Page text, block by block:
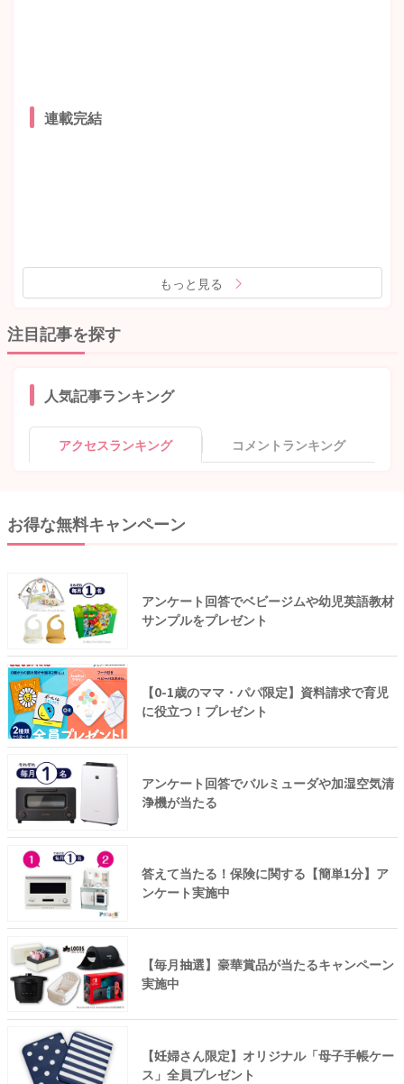
連載完結
もっと見る
注目記事を探す
人気記事ランキング
アクセスランキング コメントランキング
お得な無料キャンペーン
アンケート回答でベビージムや幼児英語教材
サンプルをプレゼント
【0-1歳のママ・パパ限定】資料請求で育児
に役立つ！プレゼント
アンケート回答でバルミューダや加湿空気清
浄機が当たる
答えて当たる！保険に関する【簡単1分】ア
ンケート実施中
【毎月抽選】豪華賞品が当たるキャンペーン
実施中
【妊婦さん限定】オリジナル「母子手帳ケー
ス」全員プレゼント